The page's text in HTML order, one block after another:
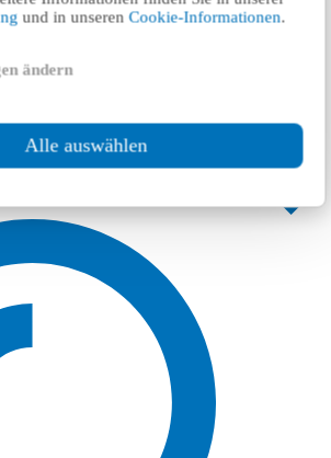
und in unserenCookie-Informationen.
ändern
Alle auswählen